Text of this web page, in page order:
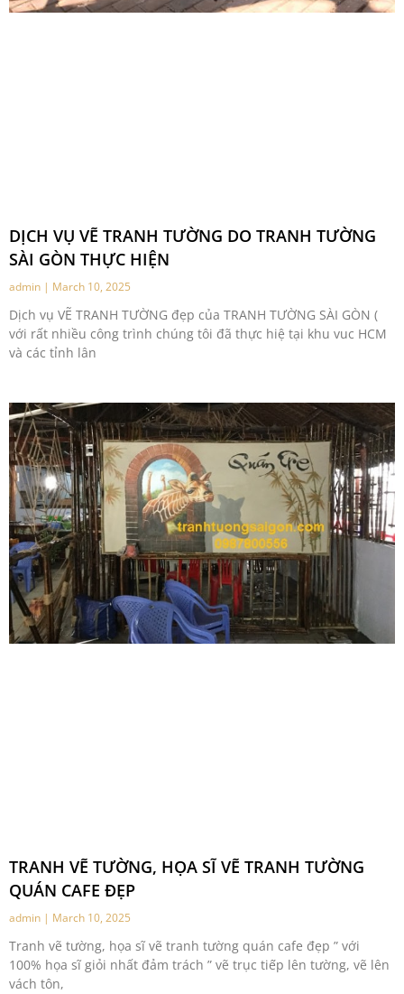
DỊCH VỤ VẼ TRANH TƯỜNG DO TRANH TƯỜNG
SÀI GÒN THỰC HIỆN
admin March 10, 2025
Dịch vụ VẼ TRANH TƯỜNG đẹp của TRANH TƯỜNG SÀI GÒN (
với rất nhiều công trình chúng tôi đã thực hiệ tại khu vuc HCM
và các tỉnh lân
TRANH VẼ TƯỜNG, HỌA SĨ VẼ TRANH TƯỜNG
QUÁN CAFE ĐẸP
admin March 10, 2025
Tranh vẽ tường, họa sĩ vẽ tranh tường quán cafe đẹp ” với
100% họa sĩ giỏi nhất đảm trách ” vẽ trục tiếp lên tường, vẽ lên
vách tôn,